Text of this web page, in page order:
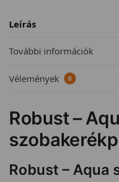
Leírás
További információk
Vélemények 0
Robust –
Robust – Aqua